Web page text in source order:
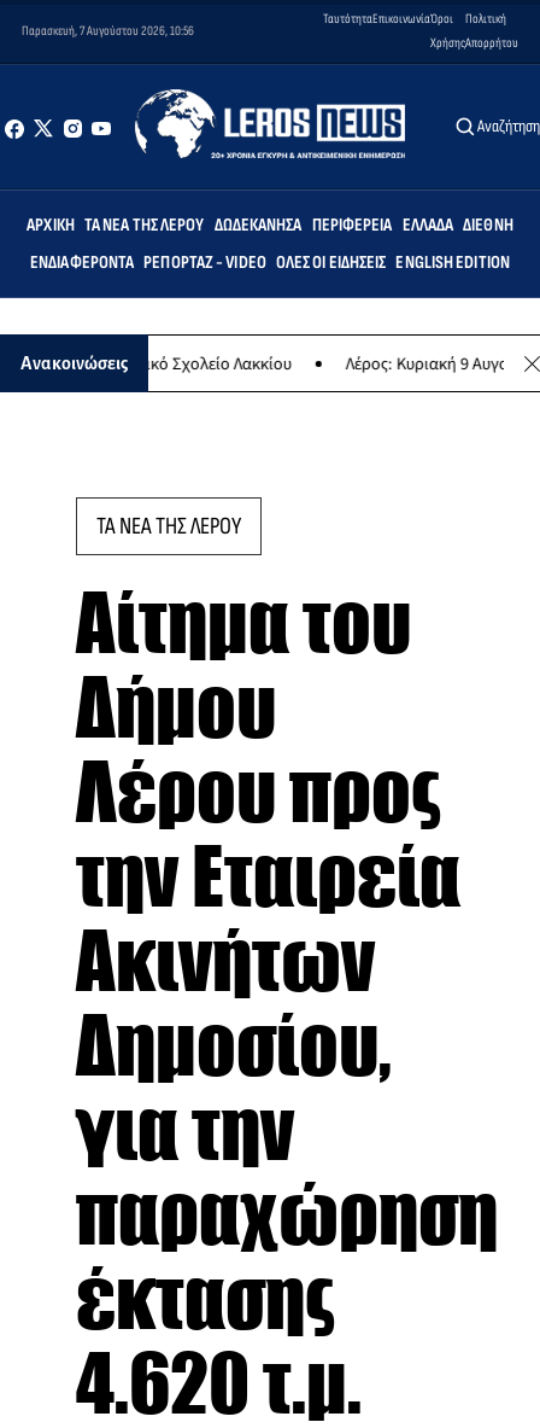
Παρασκευή, 7 Αυγούστου 2026, 10:56
ΤαυτότηταΕπικοινωνίαΌροι
Χρήσης
Πολιτική
Απορρήτου
Αναζήτηση
ΑΡΧΙΚΉ ΤΑ ΝΈΑ ΤΗΣ ΛΈΡΟΥ ΔΩΔΕΚΆΝΗΣΑ ΠΕΡΙΦΈΡΕΙΑ ΕΛΛΆΔΑ ΔΙΕΘΝΉ
ΕΝΔΙΑΦΈΡΟΝΤΑ ΡΕΠΟΡΤΆΖ - VIDEO ΌΛΕΣ ΟΙ ΕΙΔΉΣΕΙΣ ENGLISH EDITION
Ανακοινώσεις
στο Δημοτικό Σχολείο Λακκίου Λέρος: Κυριακή 9 Αυγούστου
ΤΑ ΝΕΑ ΤΗΣ ΛΕΡΟΥ
Αίτημα του
Δήμου
Λέρου προς
την Εταιρεία
Ακινήτων
Δημοσίου,
για την
παραχώρηση
έκτασης
4.620 τ.μ.